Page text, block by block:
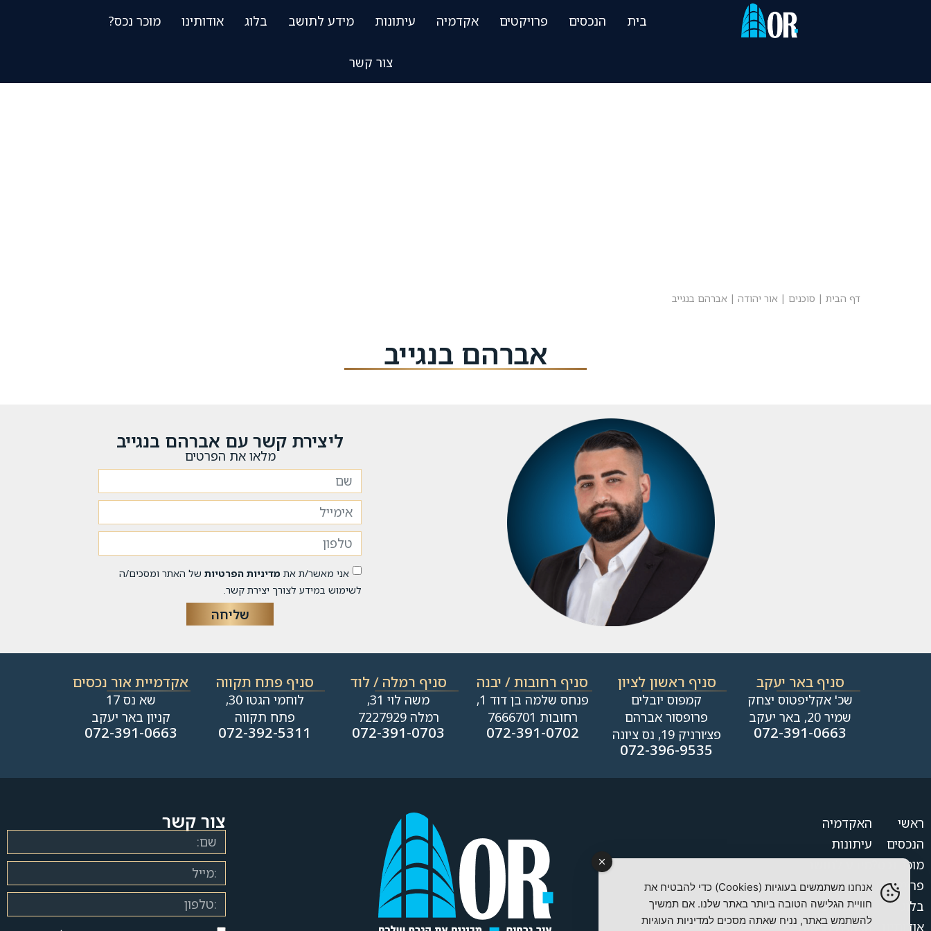
בית הנכסים פרויקטים אקדמיה עיתונות מידע לתושב בלוג אודותינו מוכר נכס?
צור קשר
דף הבית | סוכנים | אור יהודה | אברהם בנגייב
אברהם בנגייב
ליצירת קשר עם אברהם בנגייב
מלאו את הפרטים
אני מאשר/ת את מדיניות הפרטיות של האתר ומסכים/ה
לשימוש במידע לצורך יצירת קשר.
שליחה
סניף באר יעקב
שכ' אקליפטוס יצחק
שמיר 20, באר יעקב
072-391-0663
סניף ראשון לציון
קמפוס יובלים
פרופסור אברהם
פצ׳ורניק 19, נס ציונה
072-396-9535
סניף רחובות / יבנה​
פנחס שלמה בן דוד 1,
רחובות 7666701
072-391-0702
סניף רמלה / לוד
משה לוי 31,
רמלה 7227929
072-391-0703
סניף פתח תקווה
לוחמי הגטו 30,
פתח תקווה
072-392-5311
אקדמיית אור נכסים
שא נס 17
קניון באר יעקב
072-391-0663
ראשי
הנכסים
מוכר נכס?
פרויקטים
בלוג
אודותינו
האקדמיה
עיתונות
צור קשר
מדיניות פרטיות
הצהרת נגישות
צור קשר
אנחנו משתמשים בעוגיות (Cookies) כדי להבטיח את
חוויית הגלישה הטובה ביותר באתר שלנו. אם תמשיך
להשתמש באתר, נניח שאתה מסכים למדיניות העוגיות